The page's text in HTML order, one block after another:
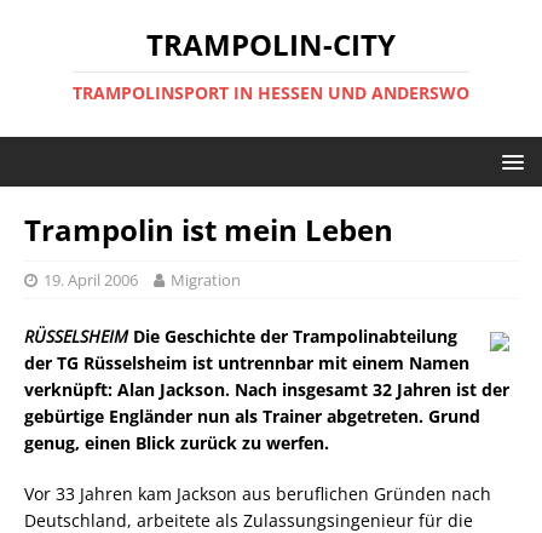
TRAMPOLIN-CITY
TRAMPOLINSPORT IN HESSEN UND ANDERSWO
Trampolin ist mein Leben
19. April 2006 Migration
RÜSSELSHEIMDie Geschichte der Trampolinabteilung
der TG Rüsselsheim ist untrennbar mit einem Namen
verknüpft: Alan Jackson. Nach insgesamt 32 Jahren ist der
gebürtige Engländer nun als Trainer abgetreten. Grund
genug, einen Blick zurück zu werfen.
Vor 33 Jahren kam Jackson aus beruflichen Gründen nach
Deutschland, arbeitete als Zulassungsingenieur für die